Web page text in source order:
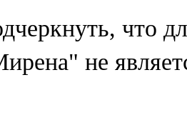
что
не